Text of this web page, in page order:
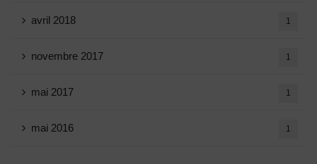
avril 2018 1
novembre 2017 1
mai 2017 1
mai 2016 1